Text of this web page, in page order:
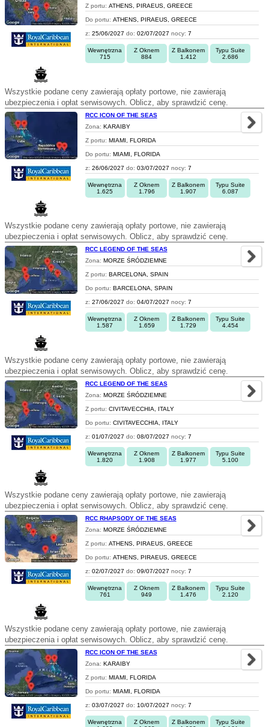
Z portu: ATHENS, PIRAEUS, GREECE
Do portu: ATHENS, PIRAEUS, GREECE
z: 25/06/2027 do: 02/07/2027 nocy: 7
Wewnętrzna
715
Z Oknem
884
Z Balkonem
1.412
Typu Suite
2.686
Wszystkie podane ceny zawierają opłaty portowe, nie zawierają
ubezpieczenia i opłat serwisowych. Oblicz, aby sprawdzić cenę.
RCC ICON OF THE SEAS
Zona: KARAIBY
Z portu: MIAMI, FLORIDA
Do portu: MIAMI, FLORIDA
z: 26/06/2027 do: 03/07/2027 nocy: 7
Wewnętrzna
1.625
Z Oknem
1.796
Z Balkonem
1.907
Typu Suite
6.087
Wszystkie podane ceny zawierają opłaty portowe, nie zawierają
ubezpieczenia i opłat serwisowych. Oblicz, aby sprawdzić cenę.
RCC LEGEND OF THE SEAS
Zona: MORZE ŚRÓDZIEMNE
Z portu: BARCELONA, SPAIN
Do portu: BARCELONA, SPAIN
z: 27/06/2027 do: 04/07/2027 nocy: 7
Wewnętrzna
1.587
Z Oknem
1.659
Z Balkonem
1.729
Typu Suite
4.454
Wszystkie podane ceny zawierają opłaty portowe, nie zawierają
ubezpieczenia i opłat serwisowych. Oblicz, aby sprawdzić cenę.
RCC LEGEND OF THE SEAS
Zona: MORZE ŚRÓDZIEMNE
Z portu: CIVITAVECCHIA, ITALY
Do portu: CIVITAVECCHIA, ITALY
z: 01/07/2027 do: 08/07/2027 nocy: 7
Wewnętrzna
1.820
Z Oknem
1.908
Z Balkonem
1.977
Typu Suite
5.100
Wszystkie podane ceny zawierają opłaty portowe, nie zawierają
ubezpieczenia i opłat serwisowych. Oblicz, aby sprawdzić cenę.
RCC RHAPSODY OF THE SEAS
Zona: MORZE ŚRÓDZIEMNE
Z portu: ATHENS, PIRAEUS, GREECE
Do portu: ATHENS, PIRAEUS, GREECE
z: 02/07/2027 do: 09/07/2027 nocy: 7
Wewnętrzna
761
Z Oknem
949
Z Balkonem
1.476
Typu Suite
2.120
Wszystkie podane ceny zawierają opłaty portowe, nie zawierają
ubezpieczenia i opłat serwisowych. Oblicz, aby sprawdzić cenę.
RCC ICON OF THE SEAS
Zona: KARAIBY
Z portu: MIAMI, FLORIDA
Do portu: MIAMI, FLORIDA
z: 03/07/2027 do: 10/07/2027 nocy: 7
Wewnętrzna
Z Oknem
Z Balkonem
Typu Suite